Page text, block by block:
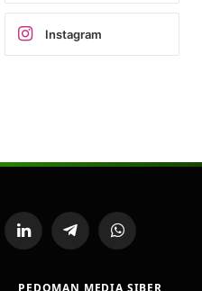
Instagram
LinkedInTelegramWhatsApp